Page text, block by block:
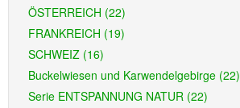
ÖSTERREICH (22)
FRANKREICH (19)
SCHWEIZ (16)
Buckelwiesen und Karwendelgebirge (22)
Serie ENTSPANNUNG NATUR (22)